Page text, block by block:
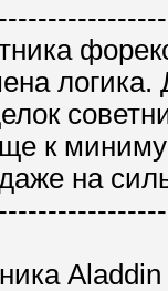
к
на
Aladdin